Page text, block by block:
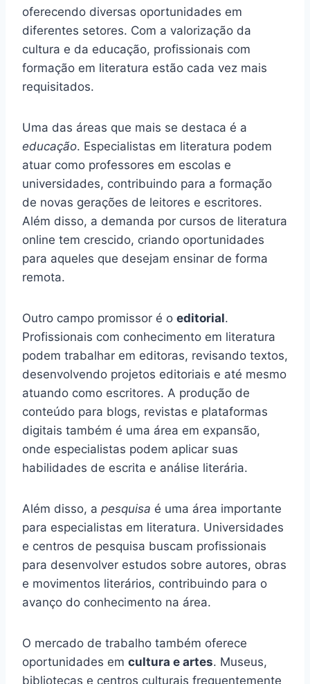
oferecendo diversas oportunidades em
diferentes setores. Com a valorização da
cultura e da educação, profissionais com
formação em literatura estão cada vez mais
requisitados.
Uma das áreas que mais se destaca é a
educação. Especialistas em literatura podem
atuar como professores em escolas e
universidades, contribuindo para a formação
de novas gerações de leitores e escritores.
Além disso, a demanda por cursos de literatura
online tem crescido, criando oportunidades
para aqueles que desejam ensinar de forma
remota.
Outro campo promissor é o editorial.
Profissionais com conhecimento em literatura
podem trabalhar em editoras, revisando textos,
desenvolvendo projetos editoriais e até mesmo
atuando como escritores. A produção de
conteúdo para blogs, revistas e plataformas
digitais também é uma área em expansão,
onde especialistas podem aplicar suas
habilidades de escrita e análise literária.
Além disso, a pesquisa é uma área importante
para especialistas em literatura. Universidades
e centros de pesquisa buscam profissionais
para desenvolver estudos sobre autores, obras
e movimentos literários, contribuindo para o
avanço do conhecimento na área.
O mercado de trabalho também oferece
oportunidades em cultura e artes. Museus,
bibliotecas e centros culturais frequentemente